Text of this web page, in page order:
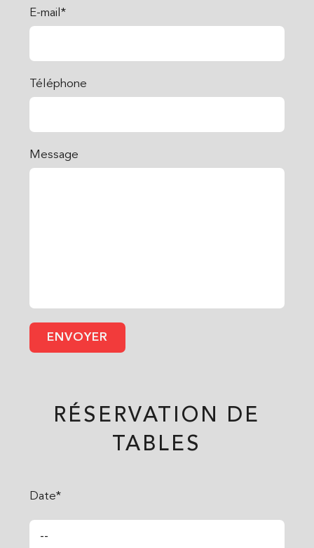
E-mail*
Téléphone
Message
RÉSERVATION DE
TABLES
Date*